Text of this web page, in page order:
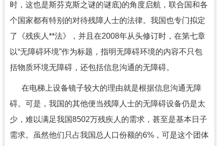
时，这也是斯芬克斯之谜的谜底)的角度启航，联合国和各
个国家都有特别的对待残障人士的法律。我国也专门拟定
了《残疾人**法》，并且在2008年从头修订时，在第七章
以“无障碍环境”作为标题，指明无障碍环境的内容不只包
括物质环境无障碍，还包括信息沟通的无障碍。
在电梯上设备镜子较大的理由就是根据信息沟通无障
碍。可是，我国的其他便当残障人士的无障碍设备仍是太
少，难以满足我国8502万残疾人的需求，甚至是基本日子
需求。虽然他们只占我国总人口份额的6%，可是这个团体